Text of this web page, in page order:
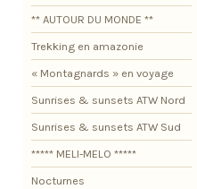
** AUTOUR DU MONDE **
Trekking en amazonie
« Montagnards » en voyage
Sunrises & sunsets ATW Nord
Sunrises & sunsets ATW Sud
***** MELI-MELO *****
Nocturnes